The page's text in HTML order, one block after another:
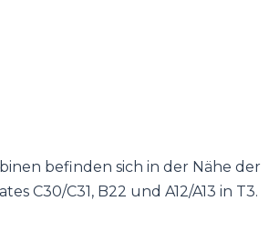
befinden sich in der Nähe der
C30/C31, B22 und A12/A13 in T3.